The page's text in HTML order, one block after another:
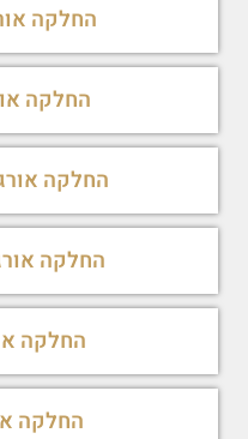
החלקה
החלקה
החלקה
החלקה
החלקה
החלקה